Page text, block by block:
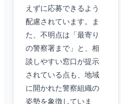
えずに応募できるよう
配慮されています。ま
た、不明点は「最寄り
の警察署まで」と、相
談しやすい窓口が提示
されている点も、地域
に開かれた警察組織の
姿勢を象徴していま